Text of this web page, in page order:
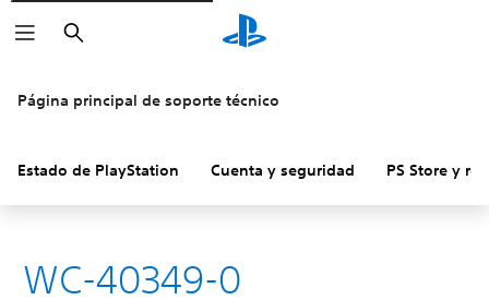
Buscar
Página principal de soporte técnico
Estado de PlayStation Cuenta y seguridad PS Store y
WC-40349-0